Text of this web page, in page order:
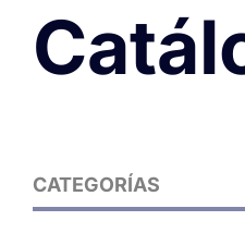
CATEGORÍAS